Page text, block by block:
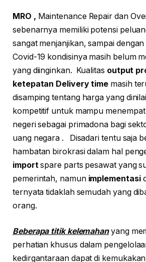
MRO , Maintenance Repair dan
sebenarnya memiliki potensi
sangat menjanjikan, sampai
Covid-19 kondisinya masih belum
yang diinginkan. Kualitas output
ketepatan Delivery time masih
disamping tentang harga yang
kompetitif untuk mampu
negeri sebagai primadona bagi
uang negara . Disadari tentu saja
hambatan birokrasi dalam hal
import spare parts pesawat yang
pemerintah, namun implementasi
ternyata tidaklah semudah yang
orang.
Beberapa titik kelemahanyang
perhatian khusus dalam
kedirgantaraan dapat di